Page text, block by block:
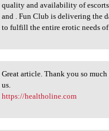
quality and availability of
and . Fun Club is delivering the
to fulfill the entire erotic needs
article. Thank you so
Great article. Thank you so
us.
https://healtholine.com